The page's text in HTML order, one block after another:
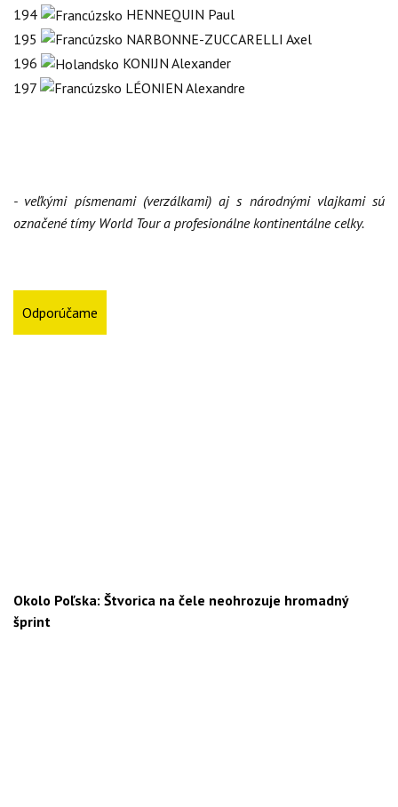
194
HENNEQUIN Paul
195
NARBONNE-ZUCCARELLI Axel
196
KONIJN Alexander
197
LÉONIEN Alexandre
- veľkými písmenami (verzálkami) aj s národnými vlajkami sú
označené tímy World Tour a profesionálne kontinentálne celky.
Odporúčame
Okolo Poľska: Štvorica na čele neohrozuje hromadný
šprint